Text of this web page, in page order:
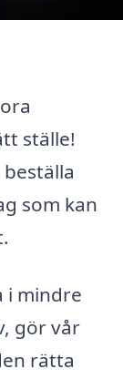
ställe!
som kan
i mindre
gör vår
rätta